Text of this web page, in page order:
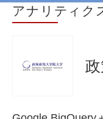
アナリティク